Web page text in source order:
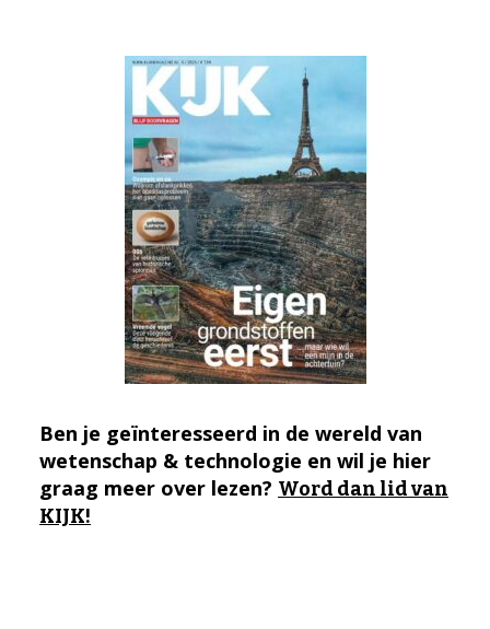
Ben je geïnteresseerd in de wereld van
wetenschap & technologie en wil je hier
graag meer over lezen? Word dan lid van
KIJK!